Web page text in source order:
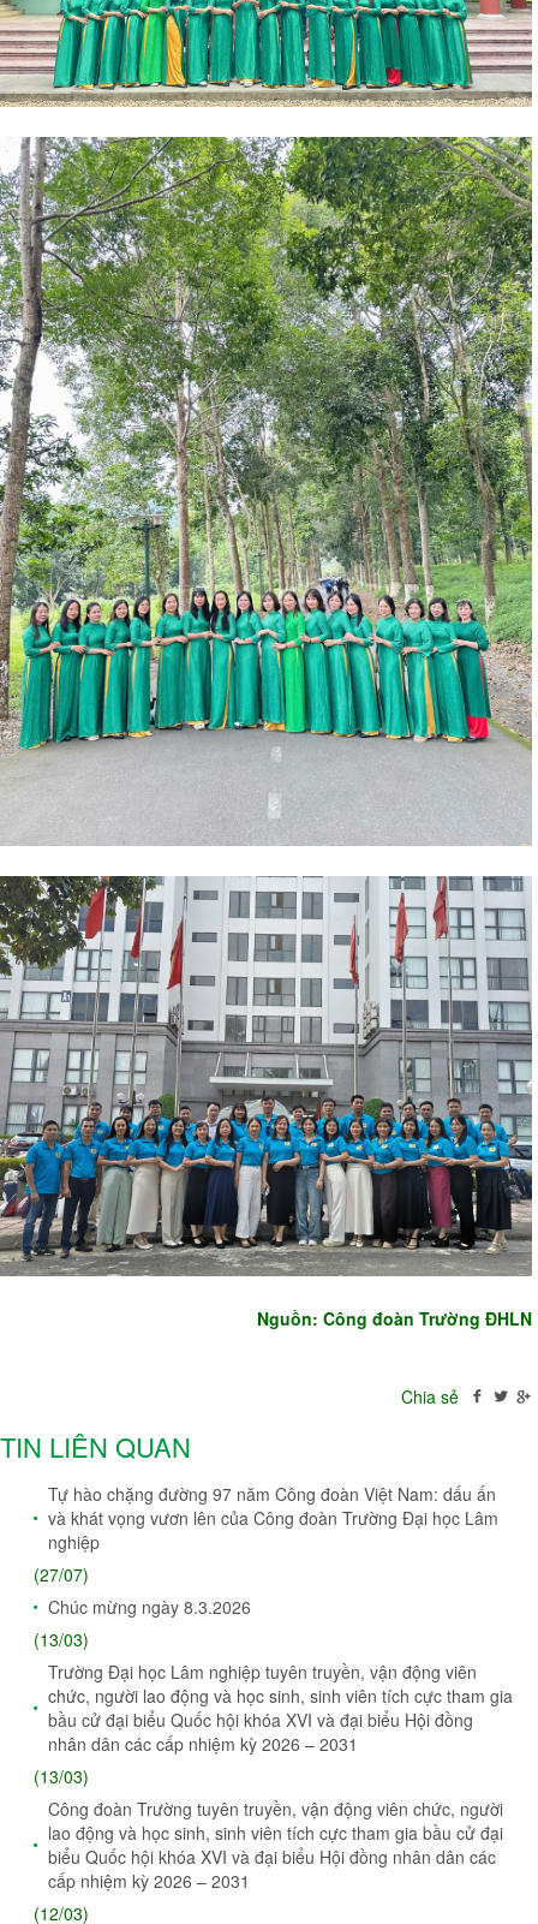
Nguồn: Công đoàn Trường ĐHLN
Chia sẻ
TIN LIÊN QUAN
Tự hào chặng đường 97 năm Công đoàn Việt Nam: dấu ấn
và khát vọng vươn lên của Công đoàn Trường Đại học Lâm
nghiệp
(27/07)
Chúc mừng ngày 8.3.2026
(13/03)
Trường Đại học Lâm nghiệp tuyên truyền, vận động viên
chức, người lao động và học sinh, sinh viên tích cực tham gia
bầu cử đại biểu Quốc hội khóa XVI và đại biểu Hội đồng
nhân dân các cấp nhiệm kỳ 2026 – 2031
(13/03)
Công đoàn Trường tuyên truyền, vận động viên chức, người
lao động và học sinh, sinh viên tích cực tham gia bầu cử đại
biểu Quốc hội khóa XVI và đại biểu Hội đồng nhân dân các
cấp nhiệm kỳ 2026 – 2031
(12/03)